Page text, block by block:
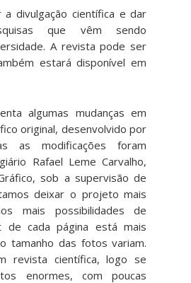
divulgação científica e dar
que vêm sendo
A revista pode ser
estará disponível em
algumas mudanças em
original, desenvolvido por
as modificações foram
Rafael Leme Carvalho,
sob a supervisão de
deixar o projeto mais
mais possibilidades de
de cada página está mais
tamanho das fotos variam.
revista científica, logo se
enormes, com poucas